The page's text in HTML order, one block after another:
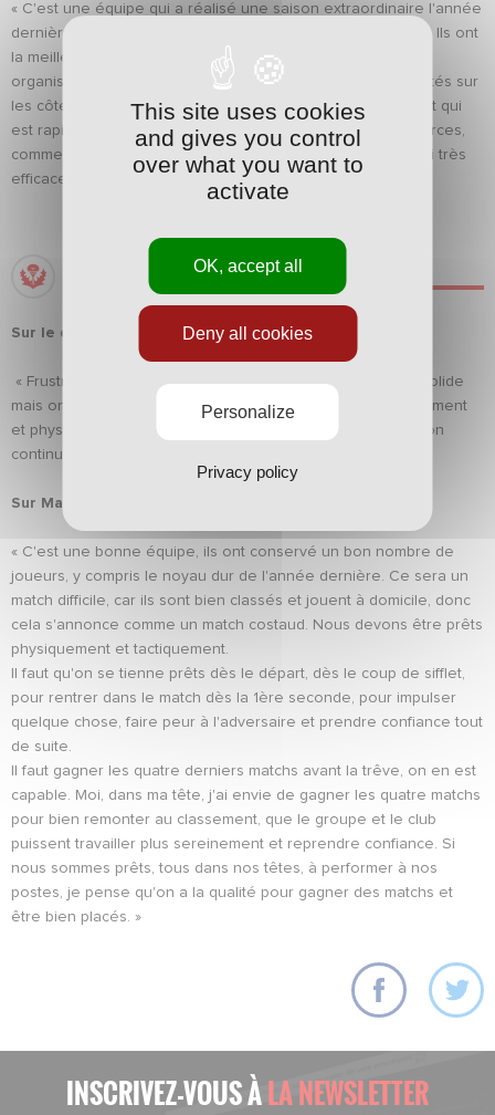
« C'est une équipe qui a réalisé une saison extraordinaire l'année
dernière, et aujourd'hui, elle est très solide défensivement. Ils ont
la meilleure défense du championnat avec une excellente
organisation. C'est un adversaire dangereux, doté de qualités sur
les côtés, un attaquant de pointe qui garde bien le ballon et qui
est rapide. Leur organisation défensive est une de leurs forces,
comme nous l'avons vu l'année dernière et ils étaient aussi très
efficaces en marquant fréquemment sur leurs occasions. »
BENJAMIN GOMEL
Sur le dernier match :
« Frustré de se faire égaliser à la fin comme ça, on a été solide
mais on doit continuer de travailler techniquement, tactiquement
et physiquement pour se tenir près le week-end. Il faut qu’on
continue à se donner à fond et de tout faire ensemble. »
Sur Martigues :
« C'est une bonne équipe, ils ont conservé un bon nombre de
joueurs, y compris le noyau dur de l'année dernière. Ce sera un
match difficile, car ils sont bien classés et jouent à domicile, donc
cela s'annonce comme un match costaud. Nous devons être prêts
physiquement et tactiquement.
Il faut qu'on se tienne prêts dès le départ, dès le coup de sifflet,
pour rentrer dans le match dès la 1ère seconde, pour impulser
quelque chose, faire peur à l'adversaire et prendre confiance tout
de suite.
Il faut gagner les quatre derniers matchs avant la trêve, on en est
capable. Moi, dans ma tête, j'ai envie de gagner les quatre matchs
pour bien remonter au classement, que le groupe et le club
puissent travailler plus sereinement et reprendre confiance. Si
nous sommes prêts, tous dans nos têtes, à performer à nos
postes, je pense qu'on a la qualité pour gagner des matchs et
être bien placés. »
INSCRIVEZ-VOUS ÀLA NEWSLETTER
This site uses cookies
and gives you control
over what you want to
activate
OK, accept all
Deny all cookies
Personalize
Privacy policy